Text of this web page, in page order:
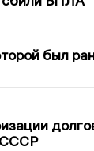
был
СССР